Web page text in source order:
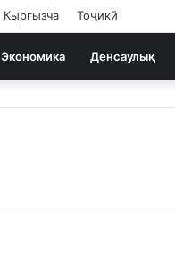
Кыргызча Тоҷикӣ
Экономика Денсаулық